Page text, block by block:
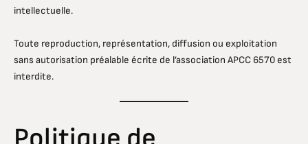
intellectuelle.
Toute reproduction, représentation, diffusion ou exploitation
sans autorisation préalable écrite de l’association APCC 6570 est
interdite.